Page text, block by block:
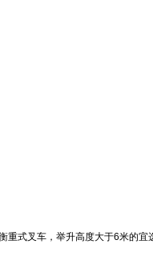
式叉车，举升高度大于6米的